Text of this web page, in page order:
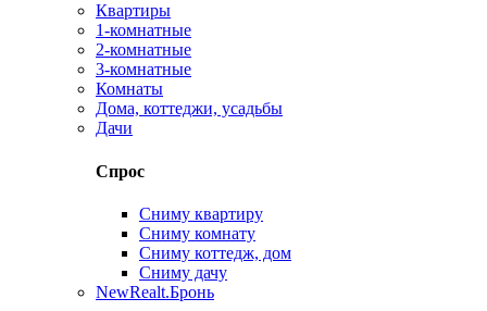
Квартиры
1-комнатные
2-комнатные
3-комнатные
Комнаты
Дома, коттеджи, усадьбы
Дачи
Спрос
Сниму квартиру
Сниму комнату
Сниму коттедж, дом
Сниму дачу
NewRealt.Бронь